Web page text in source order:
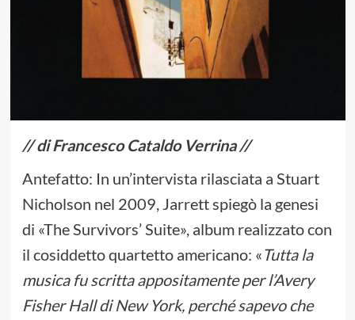
// di Francesco Cataldo Verrina //
Antefatto: In un’intervista rilasciata a Stuart
Nicholson nel 2009, Jarrett spiegò la genesi
di «The Survivors’ Suite», album realizzato con
il cosiddetto quartetto americano: «Tutta la
musica fu scritta appositamente per l’Avery
Fisher Hall di New York, perché sapevo che